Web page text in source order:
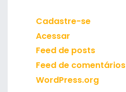
Cadastre-se
Acessar
Feed de posts
Feed de comentários
WordPress.org